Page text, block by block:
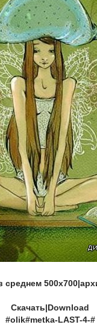
среднем
Скачать|Download
#olik#metka-LAST-4-#